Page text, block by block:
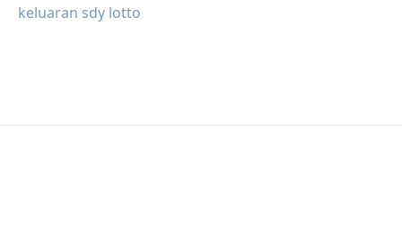
keluaran sdy lotto